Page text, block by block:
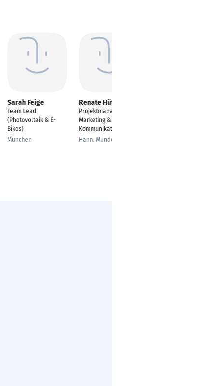
Sarah Feige
Team Lead
(Photovoltaik & E-
Bikes)
München
Renate Hüther
Projektmanager für
Marketing &
Kommunikation
Hann. Münden